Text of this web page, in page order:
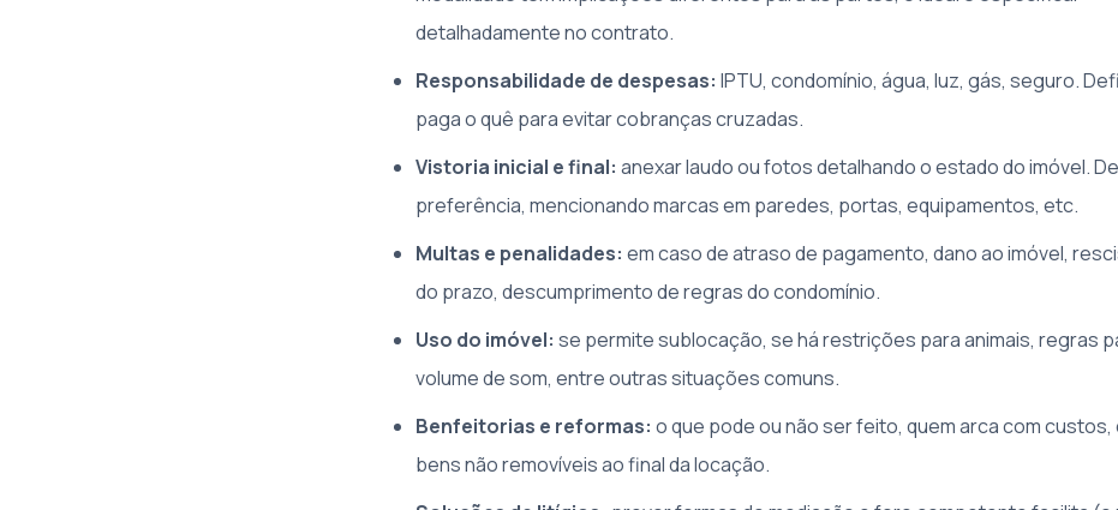
detalhadamente no contrato.
Responsabilidade de despesas: IPTU, condomínio, água, luz, gás, seguro.
paga o quê para evitar cobranças cruzadas.
Vistoria inicial e final: anexar laudo ou fotos detalhando o estado do imóvel. De
preferência, mencionando marcas em paredes, portas, equipamentos, etc.
Multas e penalidades: em caso de atraso de pagamento, dano ao imóvel,
do prazo, descumprimento de regras do condomínio.
Uso do imóvel: se permite sublocação, se há restrições para animais, regras
volume de som, entre outras situações comuns.
Benfeitorias e reformas: o que pode ou não ser feito, quem arca com custos,
bens não removíveis ao final da locação.